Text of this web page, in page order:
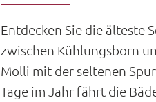
Entdecken Sie die älteste
zwischen Kühlungsborn
Molli mit der seltenen
Tage im Jahr fährt die